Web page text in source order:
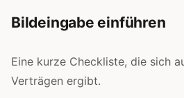
Bildeingabe einführen
Eine kurze Checkliste, die sich
Verträgen ergibt.